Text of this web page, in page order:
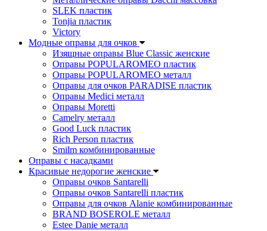
SLEK пластик
Tonjia пластик
Victory
Модные оправы для очков
Изящные оправы Blue Classic женские
Оправы POPULAROMEO пластик
Оправы POPULAROMEO металл
Оправы для очков PARADISE пластик
Оправы Medici металл
Оправы Moretti
Camelry металл
Good Luck пластик
Rich Person пластик
Smilm комбинированные
Оправы с насадками
Красивые недорогие женские
Оправы очков Santarelli
Оправы очков Santarelli пластик
Оправы для очков Alanie комбинированные
BRAND BOSEROLE металл
Estee Danie металл